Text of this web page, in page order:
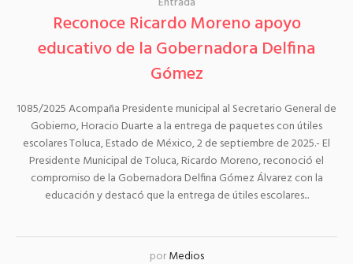
Reconoce Ricardo Moreno apoyo
educativo de la Gobernadora Delfina
Gómez
1085/2025 Acompaña Presidente municipal al Secretario General de
Gobierno, Horacio Duarte a la entrega de paquetes con útiles
escolares Toluca, Estado de México, 2 de septiembre de 2025.- El
Presidente Municipal de Toluca, Ricardo Moreno, reconoció el
compromiso de la Gobernadora Delfina Gómez Álvarez con la
educación y destacó que la entrega de útiles escolares...
porMedios